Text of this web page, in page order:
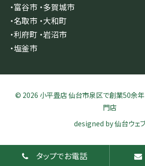
・富谷市 ・多賀城市
・名取市 ・大和町
・利府町 ・岩沼市
・塩釜市
タップでお電話
© 2026 小平畳店 仙台市泉区で創業50余
門店
designed by仙台ウェ